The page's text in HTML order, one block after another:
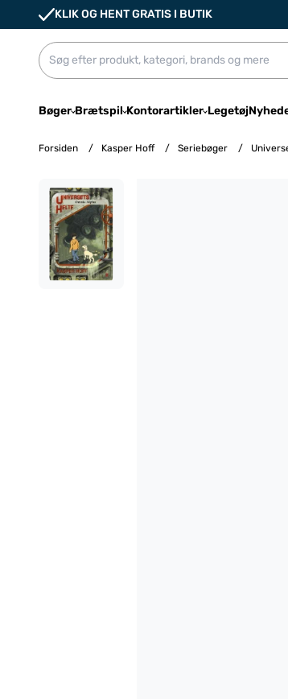
KLIK OG HENT GRATIS I BUTIK
Bøger Brætspil Kontorartikler Legetøj
Forsiden / Kasper Hoff / Seriebøger /